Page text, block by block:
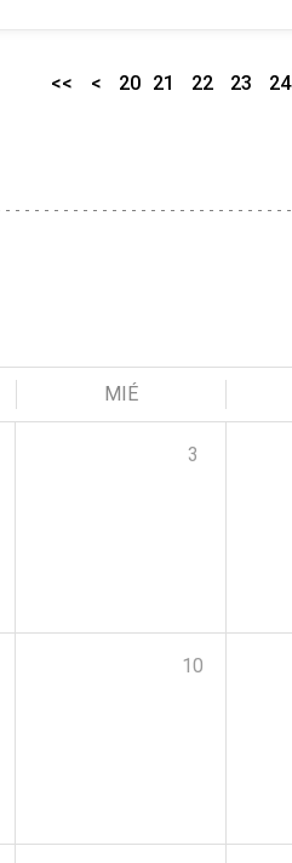
<< < 20 21 22 23 24
MIÉ
3
10